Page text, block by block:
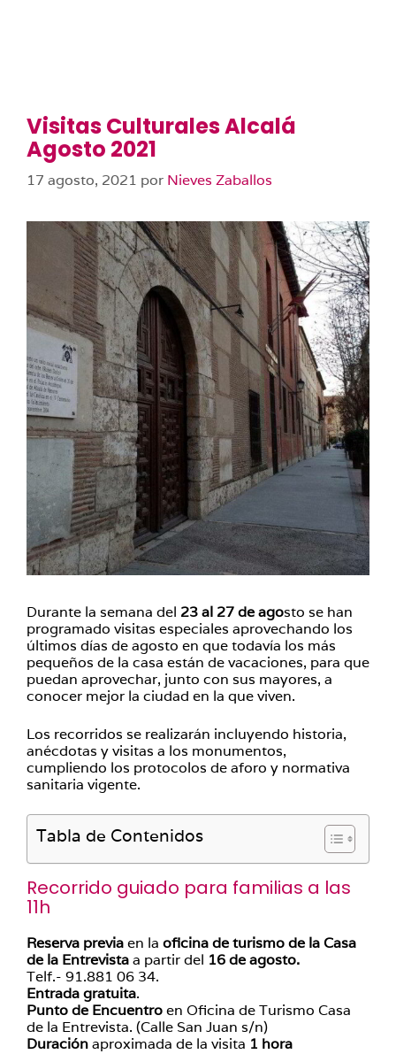
Visitas Culturales Alcalá
Agosto 2021
17 agosto, 2021 por Nieves Zaballos
Durante la semana del 23 al 27 de agosto se han
programado visitas especiales aprovechando los
últimos días de agosto en que todavía los más
pequeños de la casa están de vacaciones, para que
puedan aprovechar, junto con sus mayores, a
conocer mejor la ciudad en la que viven.
Los recorridos se realizarán incluyendo historia,
anécdotas y visitas a los monumentos,
cumpliendo los protocolos de aforo y normativa
sanitaria vigente.
Tabla de Contenidos
Recorrido guiado para familias a las
11h
Reserva previaen la oficina de turismo de la Casa
de la Entrevistaa partir del 16 de agosto.
Telf.- 91.881 06 34.
Entrada gratuita.
Punto de Encuentroen Oficina de Turismo Casa
de la Entrevista. (Calle San Juan s/n)
Duraciónaproximada de la visita 1 hora